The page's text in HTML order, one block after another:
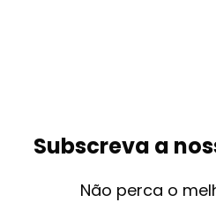
Subscreva a
Não perca o